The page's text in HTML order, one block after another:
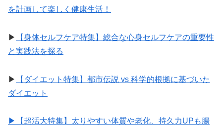
を計画して楽しく健康生活！
▶︎
【身体セルフケア特集】総合な心身セルフケアの重要性
と実践法を探る
▶︎
【ダイエット特集】都市伝説 vs 科学的根拠に基づいた
ダイエット
▶︎【超活大特集】太りやすい体質や老化、持久力UPも腸